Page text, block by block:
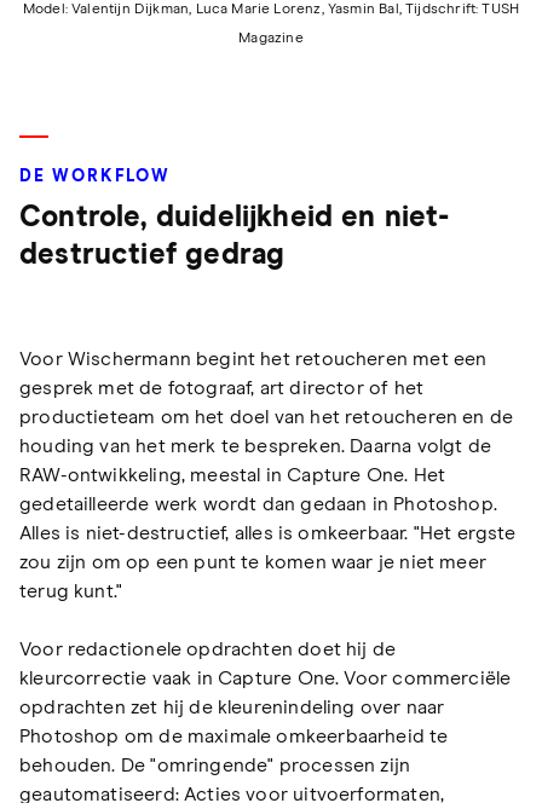
Model: Valentijn Dijkman, Luca Marie Lorenz, Yasmin Bal, Tijdschrift: TUSH
Magazine
DE WORKFLOW
Controle, duidelijkheid en niet-
destructief gedrag
Voor Wischermann begint het retoucheren met een
gesprek met de fotograaf, art director of het
productieteam om het doel van het retoucheren en de
houding van het merk te bespreken. Daarna volgt de
RAW-ontwikkeling, meestal in Capture One. Het
gedetailleerde werk wordt dan gedaan in Photoshop.
Alles is niet-destructief, alles is omkeerbaar. "Het ergste
zou zijn om op een punt te komen waar je niet meer
terug kunt."
Voor redactionele opdrachten doet hij de
kleurcorrectie vaak in Capture One. Voor commerciële
opdrachten zet hij de kleurenindeling over naar
Photoshop om de maximale omkeerbaarheid te
behouden. De "omringende" processen zijn
geautomatiseerd: Acties voor uitvoerformaten,